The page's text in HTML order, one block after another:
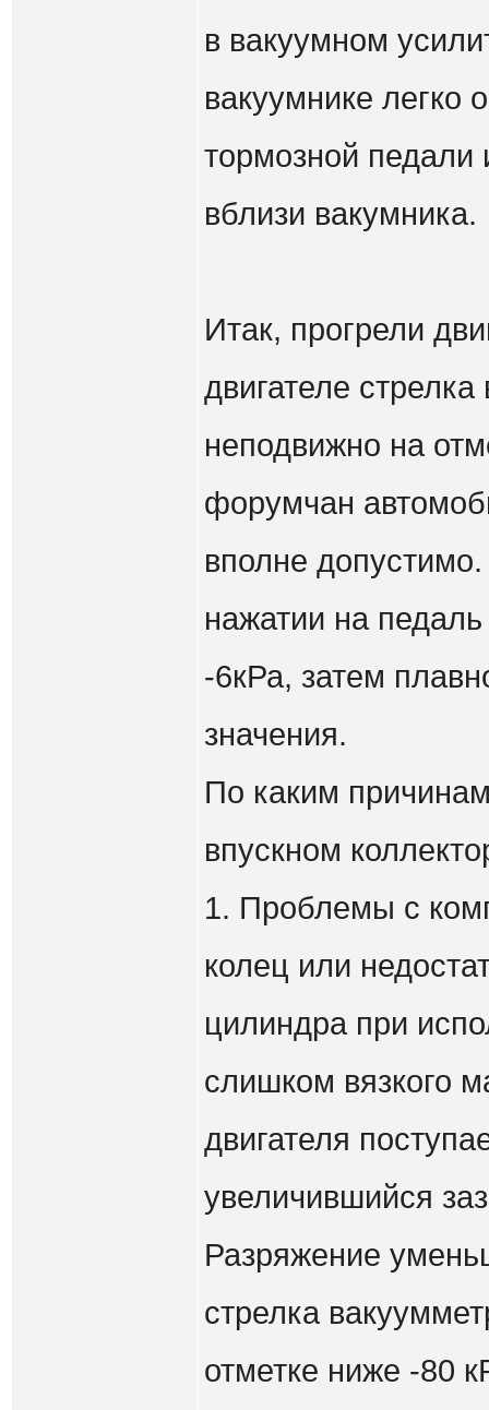
в вакуумном
вакуумнике легко
тормозной
вблизи вакумника.
Итак, прогрели
двигателе
неподвижно на
форумчан
вполне
нажатии на
-6кРа, затем
значения.
По каким
впускном
1. Проблемы с
колец или
цилиндра при
слишком вязкого
двигателя
увеличившийся
Разряжение
стрелка
отметке ниже -80